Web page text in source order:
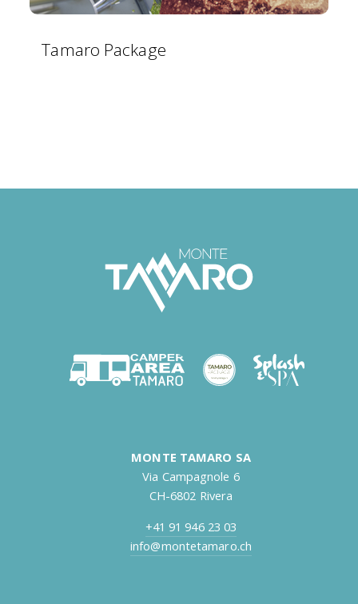
Tamaro Package
MONTE TAMARO SA
Via Campagnole 6
CH-6802 Rivera
+41 91 946 23 03
info@montetamaro.ch